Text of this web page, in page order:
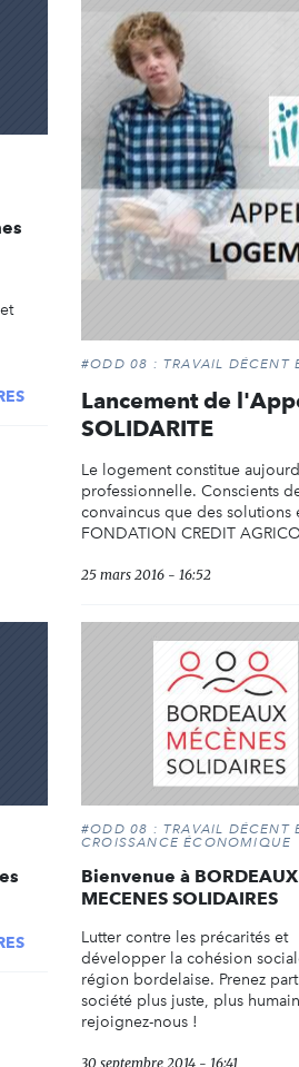
#ODD 08 : TRAVAIL DÉCENT
Lancement de
SOLIDARITE
Le logement constitue
professionnelle. Conscients
convaincus que des solutions
FONDATION CREDIT
25 mars 2016 - 16:52
#ODD 08 : TRAVAIL DÉCENT
CROISSANCE ÉCONOMIQUE
Bienvenue à BORDEAUX
MECENES SOLIDAIRES
Lutter contre les précarités et
développer la cohésion
région bordelaise. Prenez
société plus juste, plus
rejoignez-nous !
30 septembre 2014 - 16:41